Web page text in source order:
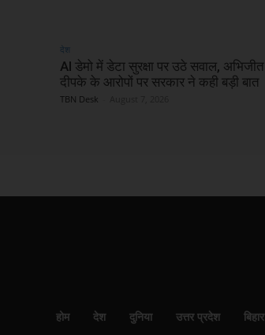
देश
AI डेमो में डेटा सुरक्षा पर उठे सवाल, अभिजीत
दीपके के आरोपों पर सरकार ने कही बड़ी बात
TBN Desk
होम देश दुनिया उत्तर प्रदेश बिहार